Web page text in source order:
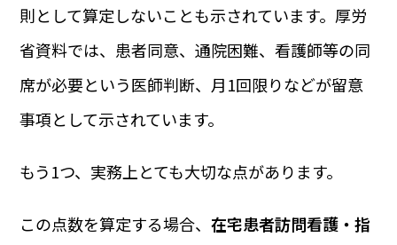
則として算定しないことも示されています。厚労
省資料では、患者同意、通院困難、看護師等の同
席が必要という医師判断、月1回限りなどが留意
事項として示されています。
もう1つ、実務上とても大切な点があります。
この点数を算定する場合、在宅患者訪問看護・指